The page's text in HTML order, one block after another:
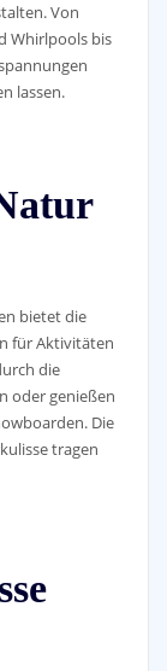
Von
Whirlpools bis
lassen.
bietet die
für Aktivitäten
die
oder genießen
Die
tragen